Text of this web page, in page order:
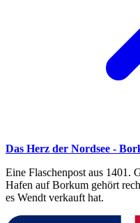
Das Herz der Nordsee -
Eine Flaschenpost aus 1401.
Hafen auf Borkum gehört
es Wendt verkauft hat.